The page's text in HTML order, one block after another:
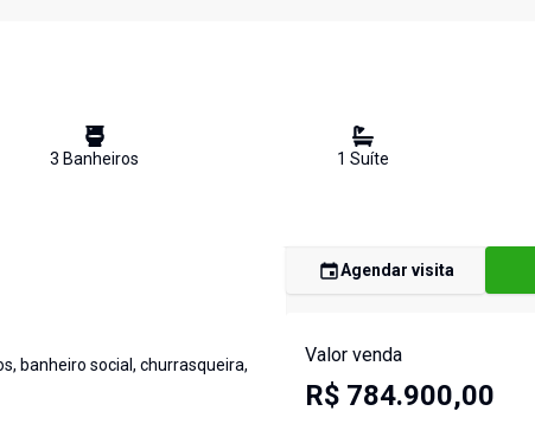
3 Banheiros 1 Suíte
banheiro social, churrasqueira,
Agendar visita
Valor venda
R$ 784.900,00